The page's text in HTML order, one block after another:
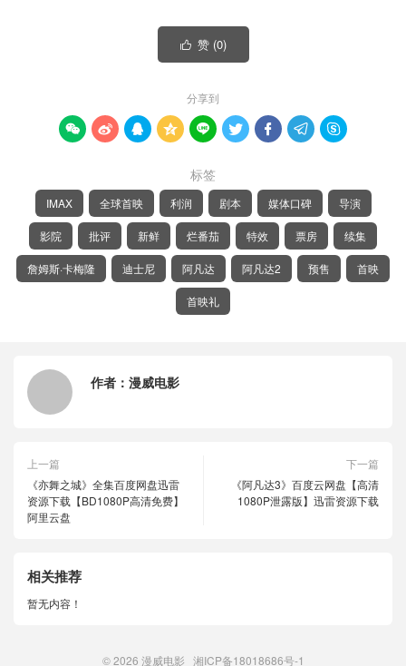
 赞 (0)
分享到
        
标签
IMAX 全球首映 利润 剧本 媒体口碑 导演
影院 批评 新鲜 烂番茄 特效 票房 续集
詹姆斯·卡梅隆 迪士尼 阿凡达 阿凡达2 预售 首映
首映礼
作者： 漫威电影
上一篇
《亦舞之城》全集百度网盘迅雷
资源下载【BD1080P高清免费】
阿里云盘
下一篇
《阿凡达3》百度云网盘【高清
1080P泄露版】迅雷资源下载
相关推荐
暂无内容！
© 2026 漫威电影 湘ICP备18018686号-1